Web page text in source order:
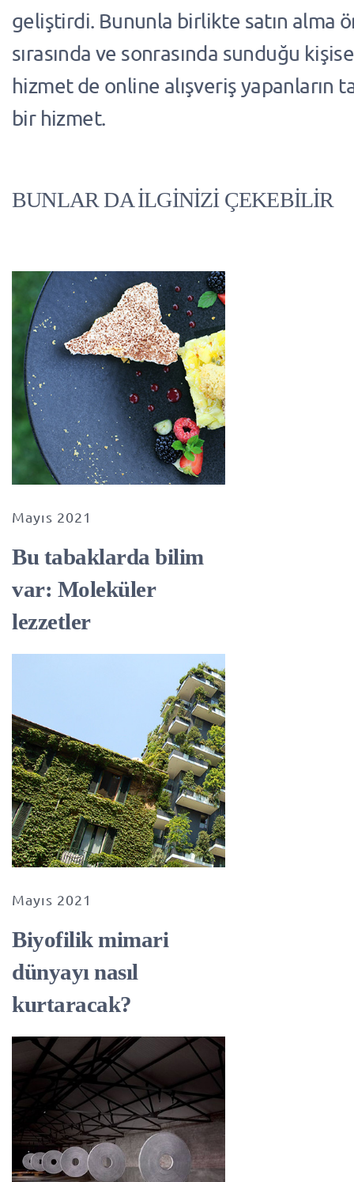
geliştirdi. Bununla birlikte satın alma
sırasında ve sonrasında sunduğu
hizmet de online alışveriş yapanların
bir hizmet.
BUNLAR DA İLGİNİZİ ÇEKEBİLİR
Mayıs 2021
Bu tabaklarda bilim
var: Moleküler
lezzetler
Mayıs 2021
Biyofilik mimari
dünyayı nasıl
kurtaracak?